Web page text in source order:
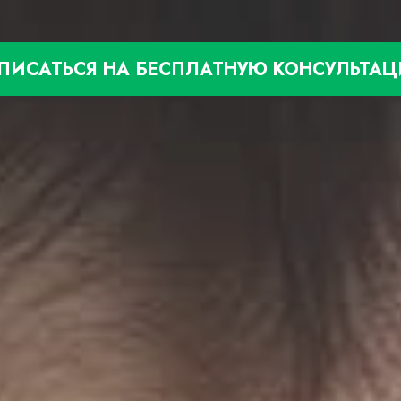
НА БЕСПЛАТНУЮ